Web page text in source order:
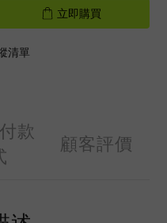
立即購買
清單
款
顧客評價